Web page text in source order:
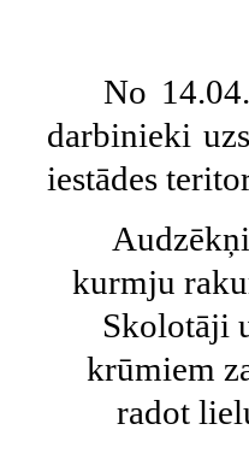
No
darbinieki
iestādes
kurmju
Skolotāji
krūmiem
radot